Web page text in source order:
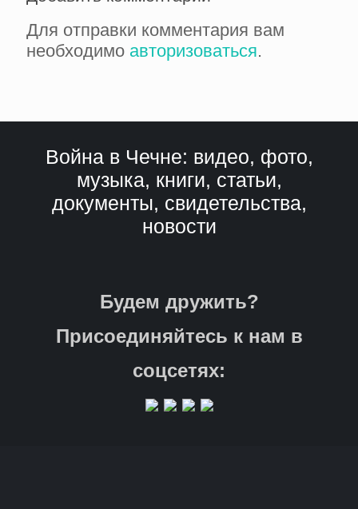
Для отправки комментария вам
необходимо авторизоваться.
Война в Чечне: видео, фото,
музыка, книги, статьи,
документы, свидетельства,
новости
Будем дружить?
Присоединяйтесь к нам в
соцсетях: